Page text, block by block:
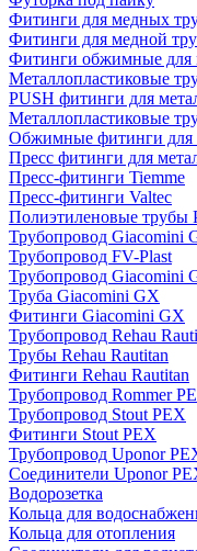
Фитинги для медных
Фитинги для медной
Фитинги обжимные для
Металлопластиковые
PUSH фитинги для
Металлопластиковые
Обжимные фитинги для
Пресс фитинги для
Пресс-фитинги Tiemme
Пресс-фитинги Valtec
Полиэтиленовые трубы
Трубопровод Giacomini
Трубопровод FV-Plast
Трубопровод Giacomini
Труба Giacomini GX
Фитинги Giacomini GX
Трубопровод Rehau
Трубы Rehau Rautitan
Фитинги Rehau Rautitan
Трубопровод Rommer
Трубопровод Stout PEX
Фитинги Stout PEX
Трубопровод Uponor
Соединители Uponor
Водорозетка
Кольца для
Кольца для отопления